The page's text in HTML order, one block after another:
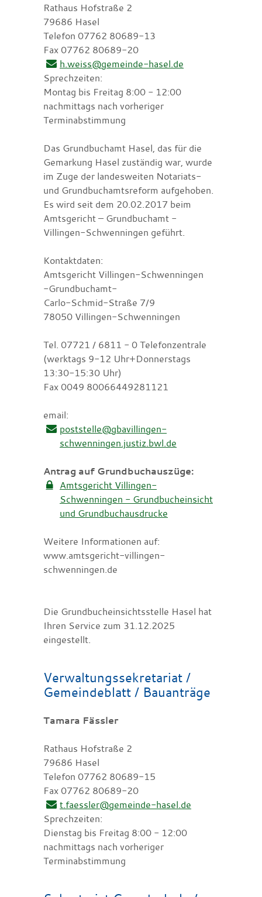
Rathaus Hofstraße 2
79686 Hasel
Telefon 07762 80689-13
Fax 07762 80689-20
h.weiss@gemeinde-hasel.de
Sprechzeiten:
Montag bis Freitag 8:00 - 12:00
nachmittags nach vorheriger
Terminabstimmung
Das Grundbuchamt Hasel, das für die
Gemarkung Hasel zuständig war, wurde
im Zuge der landesweiten Notariats-
und Grundbuchamtsreform aufgehoben.
Es wird seit dem 20.02.2017 beim
Amtsgericht – Grundbuchamt -
Villingen-Schwenningen geführt.
Kontaktdaten:
Amtsgericht Villingen-Schwenningen
-Grundbuchamt-
Carlo-Schmid-Straße 7/9
78050 Villingen-Schwenningen
Tel. 07721 / 6811 - 0 Telefonzentrale
(werktags 9-12 Uhr+Donnerstags
13:30-15:30 Uhr)
Fax 0049 80066449281121
email:
poststelle@gbavillingen-
schwenningen.justiz.bwl.de
Antrag auf Grundbuchauszüge:
Amtsgericht Villingen-
Schwenningen - Grundbucheinsicht
und Grundbuchausdrucke
Weitere Informationen auf:
www.amtsgericht-villingen-
schwenningen.de
Die Grundbucheinsichtsstelle Hasel hat
Ihren Service zum 31.12.2025
eingestellt.
Verwaltungssekretariat /
Gemeindeblatt / Bauanträge
Tamara Fässler
Rathaus Hofstraße 2
79686 Hasel
Telefon 07762 80689-15
Fax 07762 80689-20
t.faessler@gemeinde-hasel.de
Sprechzeiten:
Dienstag bis Freitag 8:00 - 12:00
nachmittags nach vorheriger
Terminabstimmung